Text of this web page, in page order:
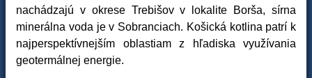
nachádzajú v okrese Trebišov v lokalite Borša, sírna
minerálna voda je v Sobranciach. Košická kotlina patrí k
najperspektívnejším oblastiam z hľadiska využívania
geotermálnej energie.